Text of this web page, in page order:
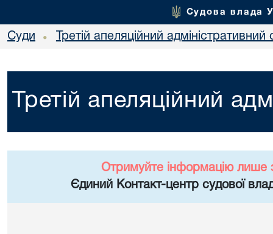
Судова влада
Суди • Третій апеляційний адміністративний
Третій апеляційний
Отримуйте інформацію лише
Єдиний Контакт-центр судової